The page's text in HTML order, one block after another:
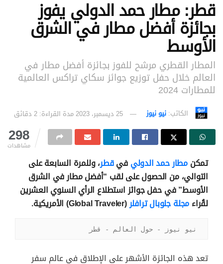
قطر: مطار حمد الدولي يفوز
بجائزة أفضل مطار في الشرق
الأوسط
المطار القطري مرشح للفوز بجائزة أفضل مطار في
العالم خلال حفل توزيع جوائز سكاي تراكس العالمية
للمطارات 2024
الكاتب: نيو نيوز 25 ديسمبر، 2023 مدة القراءة: 2 دقائق
298
مشاهدات
تمكنمطار حمد الدوليفيقطر، وللمرة السابعة على
التوالي، من الحصول على لقب “أفضل مطار في الشرق
الأوسط” في حفل جوائز استطلاع الرأي السنوي العشرين
لقُراءمجلة جلوبال ترافلر(Global Traveler) الأمريكية.
نيو نيوز - حول العالم - قطر
تعد هذه الجائزة الأشهر على الإطلاق في عالم سفر